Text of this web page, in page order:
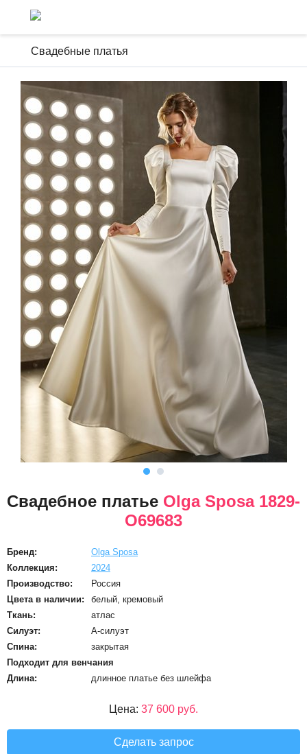
Свадебные платья
Свадебное платье Olga Sposa 1829-
O69683
Бренд:
Olga Sposa
Коллекция:
2024
Производство:
Россия
Цвета в наличии:
белый, кремовый
Ткань:
атлас
Силуэт:
А-силуэт
Спина:
закрытая
Подходит для венчания
Длина:
длинное платье без шлейфа
Цена: 37 600 руб.
Сделать запрос